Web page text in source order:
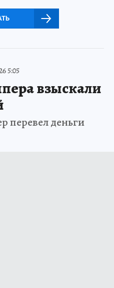
5:05
взыскали
перевел деньги